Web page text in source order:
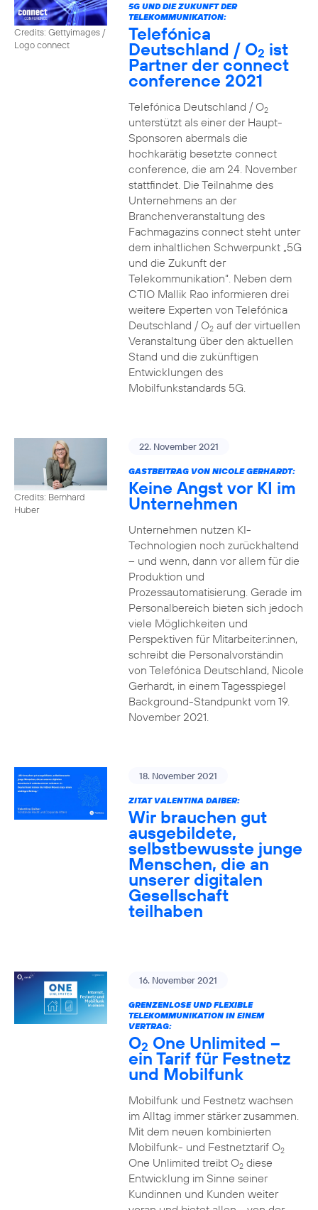
Credits: Gettyimages /
Logo connect
5G UND DIE ZUKUNFT DER
TELEKOMMUNIKATION:
Telefónica
Deutschland / O2 ist
Partner der connect
conference 2021
Telefónica Deutschland / O2
unterstützt als einer der Haupt-
Sponsoren abermals die
hochkarätig besetzte connect
conference, die am 24. November
stattfindet. Die Teilnahme des
Unternehmens an der
Branchenveranstaltung des
Fachmagazins connect steht unter
dem inhaltlichen Schwerpunkt „5G
und die Zukunft der
Telekommunikation“. Neben dem
CTIO Mallik Rao informieren drei
weitere Experten von Telefónica
Deutschland / O2auf der virtuellen
Veranstaltung über den aktuellen
Stand und die zukünftigen
Entwicklungen des
Mobilfunkstandards 5G.
Credits: Bernhard
Huber
22. November 2021
GASTBEITRAG VON NICOLE GERHARDT:
Keine Angst vor KI im
Unternehmen
Unternehmen nutzen KI-
Technologien noch zurückhaltend
– und wenn, dann vor allem für die
Produktion und
Prozessautomatisierung. Gerade im
Personalbereich bieten sich jedoch
viele Möglichkeiten und
Perspektiven für Mitarbeiter:innen,
schreibt die Personalvorständin
von Telefónica Deutschland, Nicole
Gerhardt, in einem Tagesspiegel
Background-Standpunkt vom 19.
November 2021.
18. November 2021
ZITAT VALENTINA DAIBER:
Wir brauchen gut
ausgebildete,
selbstbewusste junge
Menschen, die an
unserer digitalen
Gesellschaft
teilhaben
16. November 2021
GRENZENLOSE UND FLEXIBLE
TELEKOMMUNIKATION IN EINEM
VERTRAG:
O2 One Unlimited –
ein Tarif für Festnetz
und Mobilfunk
Mobilfunk und Festnetz wachsen
im Alltag immer stärker zusammen.
Mit dem neuen kombinierten
Mobilfunk- und Festnetztarif O2
One Unlimited treibt O2diese
Entwicklung im Sinne seiner
Kundinnen und Kunden weiter